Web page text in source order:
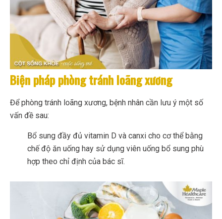
Biện pháp phòng tránh loãng xương
Để phòng tránh loãng xương, bệnh nhân cần lưu ý một số
vấn đề sau:
Bổ sung đầy đủ vitamin D và canxi cho cơ thể bằng
chế độ ăn uống hay sử dụng viên uống bổ sung phù
hợp theo chỉ định của bác sĩ.